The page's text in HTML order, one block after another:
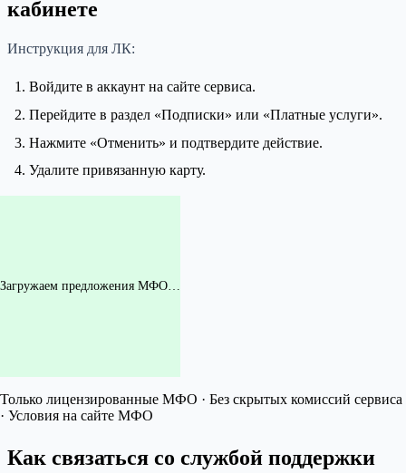
кабинете
Инструкция для ЛК:
Войдите в аккаунт на сайте сервиса.
Перейдите в раздел «Подписки» или «Платные услуги».
Нажмите «Отменить» и подтвердите действие.
Удалите привязанную карту.
Загружаем предложения МФО…
Только лицензированные МФО · Без скрытых комиссий сервиса
· Условия на сайте МФО
Как связаться со службой поддержки